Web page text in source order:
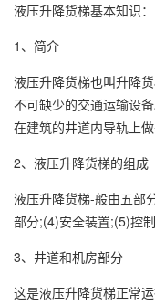
液压升降货梯基本知识：
1、简介
液压升降货梯也叫升降
不可缺少的交通运输设
在建筑的井道内导轨上做
2、液压升降货梯的组成
液压升降货梯-般由五部
部分;(4)安全装置;(5)控制
3、井道和机房部分
这是液压升降货梯正常